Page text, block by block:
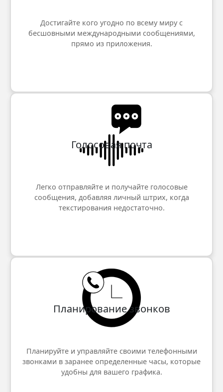
Достигайте кого угодно по всему миру с
бесшовными международными сообщениями,
прямо из приложения.
Голосовая почта
Легко отправляйте и получайте голосовые
сообщения, добавляя личный штрих, когда
текстирования недостаточно.
Планирование звонков
Планируйте и управляйте своими телефонными
звонками в заранее определенные часы, которые
удобны для вашего графика.